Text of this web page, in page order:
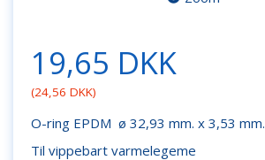
19,65 DKK
(24,56 DKK)
O-ring EPDM ø 32,93 mm. x 3,53 mm.
Til vippebart varmelegeme